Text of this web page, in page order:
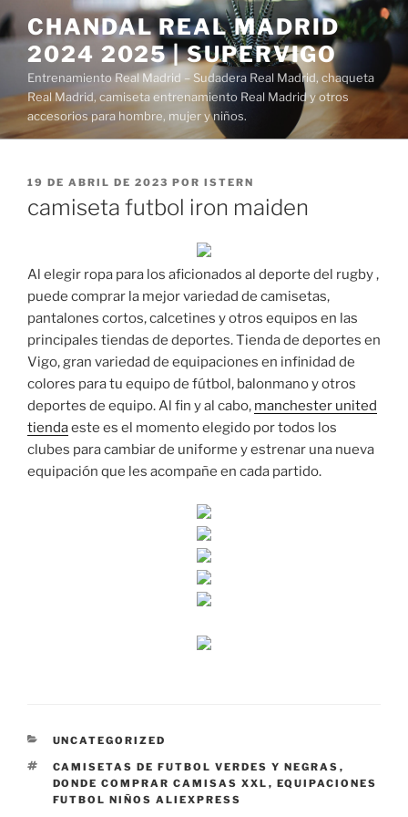
Saltar
al
contenido
CHANDAL REAL MADRID
2024 2025 | SUPERVIGO
Entrenamiento Real Madrid – Sudadera Real Madrid, chaqueta
Real Madrid, camiseta entrenamiento Real Madrid y otros
accesorios para hombre, mujer y niños.
PUBLICADO
19 DE ABRIL DE 2023 POR ISTERN
camiseta futbol iron maiden
Al elegir ropa para los aficionados al deporte del rugby ,
puede comprar la mejor variedad de camisetas,
pantalones cortos, calcetines y otros equipos en las
principales tiendas de deportes. Tienda de deportes en
Vigo, gran variedad de equipaciones en infinidad de
colores para tu equipo de fútbol, balonmano y otros
deportes de equipo. Al fin y al cabo, manchester united
tiendaeste es el momento elegido por todos los
clubes para cambiar de uniforme y estrenar una nueva
equipación que les acompañe en cada partido.
CATEGORÍAS
UNCATEGORIZED
ETIQUETAS
CAMISETAS DE FUTBOL VERDES Y NEGRAS ,
DONDE COMPRAR CAMISAS XXL , EQUIPACIONES
FUTBOL NIÑOS ALIEXPRESS